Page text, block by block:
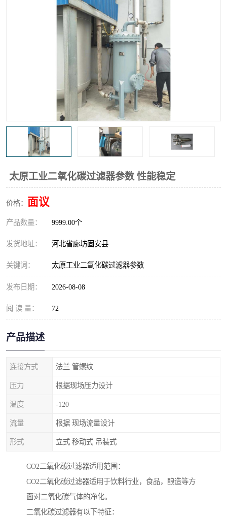
太原工业二氧化碳过滤器参数 性能稳定
价格： 面议
产品数量： 9999.00个
发货地址： 河北省廊坊固安县
关键词： 太原工业二氧化碳过滤器参数
发布日期： 2026-08-08
阅 读 量： 72
产品描述
连接方式 法兰 管螺纹
压力 根据现场压力设计
温度 -120
流量 根据 现场流量设计
形式 立式 移动式 吊装式
CO2二氧化碳过滤器适用范围：
CO2二氧化碳过滤器适用于饮料行业，食品，酿造等方
面对二氧化碳气体的净化。
二氧化碳过滤器有以下特征：
高炉煤气过滤器 替代进口过滤器
化工盐酸气聚结器 耐腐蚀除雾器滤芯